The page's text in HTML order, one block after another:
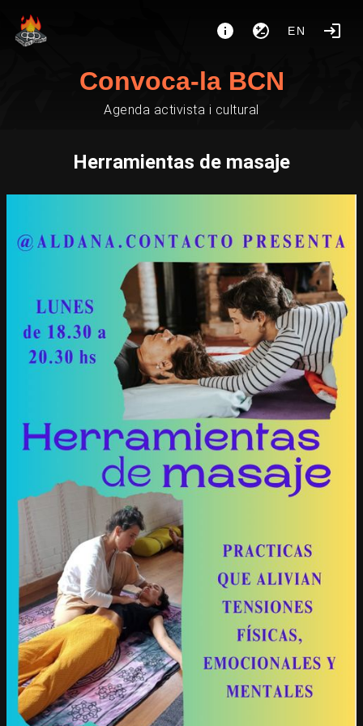
EN
Convoca-la BCN
Agenda activista i cultural
Herramientas de masaje